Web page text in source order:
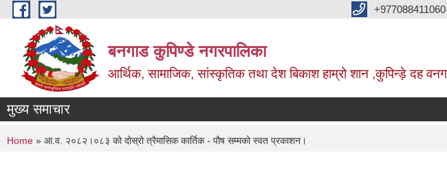
Skip to main content +977088411060
बनगाड कुपिण्डे नगरपालिका
आर्थिक, सामाजिक, सांस्कृतिक तथा देश बिकाश हाम्रो शान ,कुपिन्ड़े दह
मुख्य समाचार
You are here
Home » आ.व. २०८२।०८३ को दोस्रो त्रैमासिक कार्तिक - पौष सम्मको स्वत प्रकाशन।